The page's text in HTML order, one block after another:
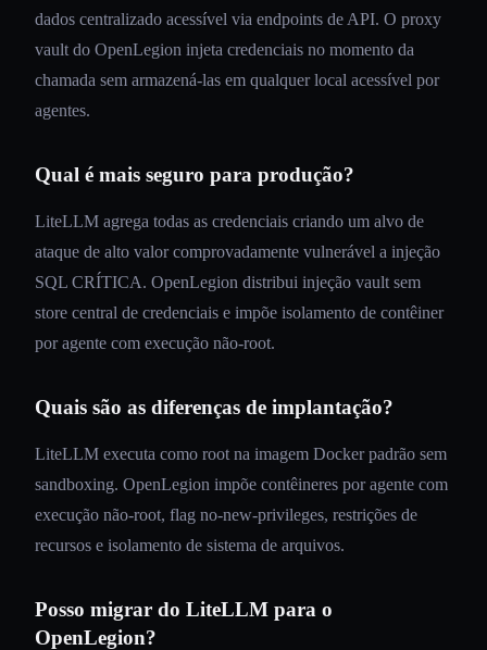
dados centralizado acessível via endpoints de API. O proxy
vault do OpenLegion injeta credenciais no momento da
chamada sem armazená-las em qualquer local acessível por
agentes.
Qual é mais seguro para produção?
LiteLLM agrega todas as credenciais criando um alvo de
ataque de alto valor comprovadamente vulnerável a injeção
SQL CRÍTICA. OpenLegion distribui injeção vault sem
store central de credenciais e impõe isolamento de contêiner
por agente com execução não-root.
Quais são as diferenças de implantação?
LiteLLM executa como root na imagem Docker padrão sem
sandboxing. OpenLegion impõe contêineres por agente com
execução não-root, flag no-new-privileges, restrições de
recursos e isolamento de sistema de arquivos.
Posso migrar do LiteLLM para o
OpenLegion?